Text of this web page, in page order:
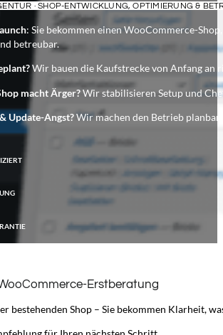
· SHOP-ENTWICKLUNG, OPTIMIERUNG &
: Sie bekommen einen WooCommerce-
betreubar.
Wir bauen die Kaufstrecke von Anfang an
macht Ärger?Wir stabilisieren Setup und
Update-Angst?Wir machen den Betrieb planbar.
Erstberatung
bestehenden Shop – Sie bekommen Klarheit,